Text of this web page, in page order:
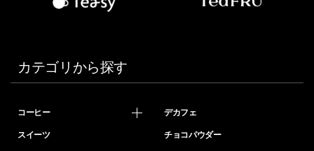
カテゴリから探す
コーヒー デカフェ
スイーツ チョコパウダー